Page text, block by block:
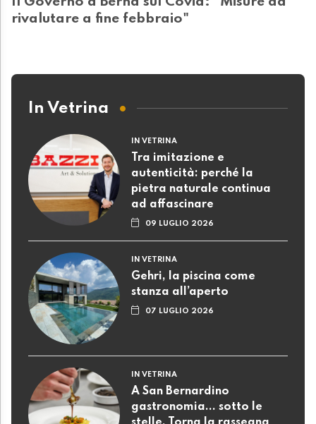
rivalutare a fine febbraio"
In Vetrina
IN VETRINA
Tra imitazione e
autenticità: perché la
pietra naturale continua
ad affascinare
09 LUGLIO 2026
IN VETRINA
Gehri, la piscina come
stanza all’aperto
07 LUGLIO 2026
IN VETRINA
A San Bernardino
gastronomia... sotto le